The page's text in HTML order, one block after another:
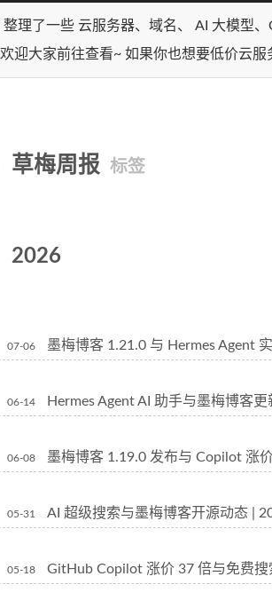
整理了一些 云服务器、域名、 AI 大模型
欢迎大家前往查看~ 如果你也想要低价云
草梅周报 标签
2026
07-06 墨梅博客 1.21.0 与 Hermes Agent
06-14 Hermes Agent AI 助手与墨梅博客
06-08 墨梅博客 1.19.0 发布与 Copilot 涨
05-31 AI 超级搜索与墨梅博客开源动态 |
05-18 GitHub Copilot 涨价 37 倍与免费